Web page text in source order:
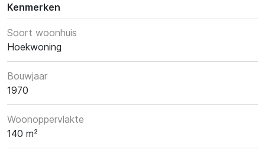
Kenmerken
Soort woonhuis
Hoekwoning
Bouwjaar
1970
Woonoppervlakte
140 m²